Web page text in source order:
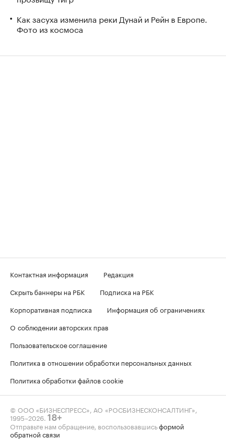
Как засуха изменила реки Дунай и Рейн в Европе.
Фото из космоса
Контактная информация
Редакция
Скрыть баннеры на РБК
Подписка на РБК
Корпоративная подписка
Информация об ограничениях
О соблюдении авторских прав
Пользовательское соглашение
Политика в отношении обработки персональных данных
Политика обработки файлов cookie
© ООО «БИЗНЕСПРЕСС», АО «РОСБИЗНЕСКОНСАЛТИНГ»,
1995–2026 18+
Отправьте нам обращение, воспользовавшисьформой
обратной связи